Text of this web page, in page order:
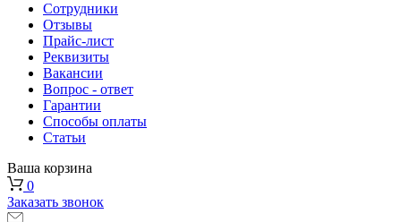
Сотрудники
Отзывы
Прайс-лист
Реквизиты
Вакансии
Вопрос - ответ
Гарантии
Способы оплаты
Статьи
Ваша корзина
0
Заказать звонок